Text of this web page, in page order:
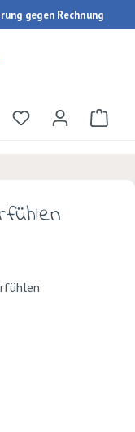
gegen Rechnung
Du hast 0